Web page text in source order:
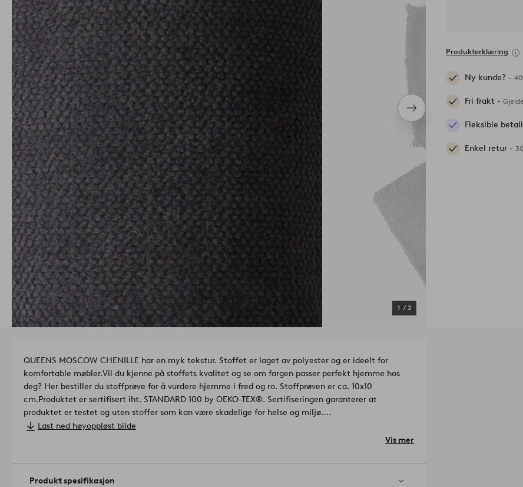
Neste
produkt
1 / 2
Produkterklæring
Ny kunde? -
Fri frakt -
Fleksible
Enkel retur -
QUEENS MOSCOW CHENILLE har en myk tekstur. Stoffet er laget av polyester og er ideelt for
komfortable møbler.Vil du kjenne på stoffets kvalitet og se om fargen passer perfekt hjemme hos
deg? Her bestiller du stoffprøve for å vurdere hjemme i fred og ro. Stoffprøven er ca. 10x10
cm.Produktet er sertifisert iht. STANDARD 100 by OEKO-TEX®. Sertifiseringen garanterer at
produktet er testet og uten stoffer som kan være skadelige for helse og miljø.
Lisensnummer & testinstitutt: Aquinos OEKO-Tex SH015 183646 TESTEX
Gramvekt: 300 g/m².
Slitestyrke: 20000 martindale.
Last ned høyoppløst bilde
Vis mer
Produkt spesifikasjon